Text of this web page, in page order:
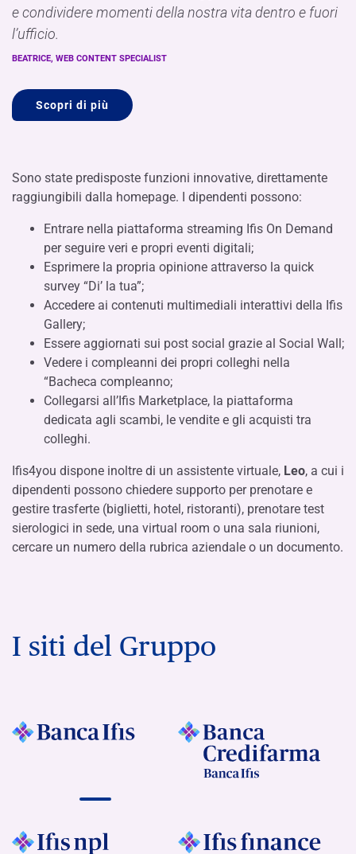
e condividere momenti della nostra vita dentro e fuori
l’ufficio.
BEATRICE, WEB CONTENT SPECIALIST
Scopri di più
Sono state predisposte funzioni innovative, direttamente
raggiungibili dalla homepage. I dipendenti possono:
Entrare nella piattaforma streaming Ifis On Demand
per seguire veri e propri eventi digitali;
Esprimere la propria opinione attraverso la quick
survey “Di’ la tua”;
Accedere ai contenuti multimediali interattivi della Ifis
Gallery;
Essere aggiornati sui post social grazie al Social Wall;
Vedere i compleanni dei propri colleghi nella
“Bacheca compleanno;
Collegarsi all’Ifis Marketplace, la piattaforma
dedicata agli scambi, le vendite e gli acquisti tra
colleghi.
Ifis4you dispone inoltre di un assistente virtuale, Leo, a cui i
dipendenti possono chiedere supporto per prenotare e
gestire trasferte (biglietti, hotel, ristoranti), prenotare test
sierologici in sede, una virtual room o una sala riunioni,
cercare un numero della rubrica aziendale o un documento.
I siti del Gruppo